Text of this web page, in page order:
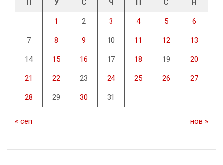
П У С Ч П С Н
1 2 3 4 5 6
7 8 9 10 11 12 13
14 15 16 17 18 19 20
21 22 23 24 25 26 27
28 29 30 31
« сеп нов »